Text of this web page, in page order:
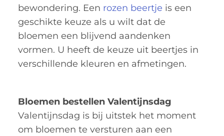
bewondering. Een rozen beertje is een
geschikte keuze als u wilt dat de
bloemen een blijvend aandenken
vormen. U heeft de keuze uit beertjes in
verschillende kleuren en afmetingen.
Bloemen bestellen Valentijnsdag
Valentijnsdag is bij uitstek het moment
om bloemen te versturen aan een